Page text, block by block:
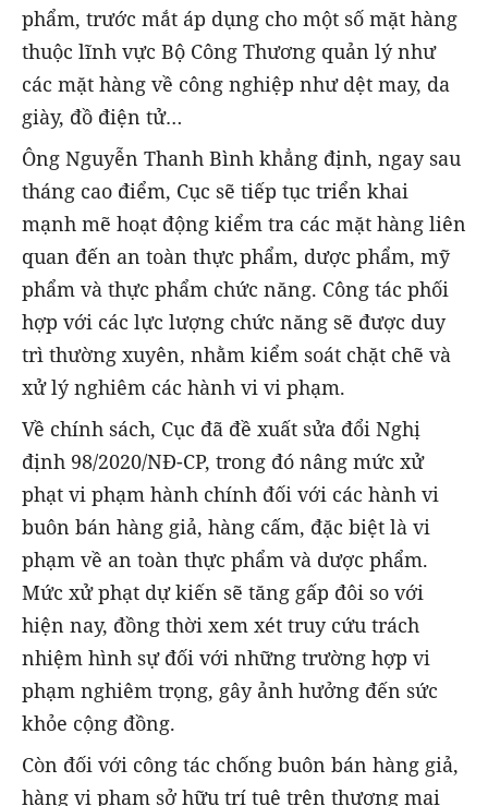
phẩm, trước mắt áp dụng cho một số mặt hàng
thuộc lĩnh vực Bộ Công Thương quản lý như
các mặt hàng về công nghiệp như dệt may, da
giày, đồ điện tử…
Ông Nguyễn Thanh Bình khẳng định, ngay sau
tháng cao điểm, Cục sẽ tiếp tục triển khai
mạnh mẽ hoạt động kiểm tra các mặt hàng liên
quan đến an toàn thực phẩm, dược phẩm, mỹ
phẩm và thực phẩm chức năng. Công tác phối
hợp với các lực lượng chức năng sẽ được duy
trì thường xuyên, nhằm kiểm soát chặt chẽ và
xử lý nghiêm các hành vi vi phạm.
Về chính sách, Cục đã đề xuất sửa đổi Nghị
định 98/2020/NĐ-CP, trong đó nâng mức xử
phạt vi phạm hành chính đối với các hành vi
buôn bán hàng giả, hàng cấm, đặc biệt là vi
phạm về an toàn thực phẩm và dược phẩm.
Mức xử phạt dự kiến sẽ tăng gấp đôi so với
hiện nay, đồng thời xem xét truy cứu trách
nhiệm hình sự đối với những trường hợp vi
phạm nghiêm trọng, gây ảnh hưởng đến sức
khỏe cộng đồng.
Còn đối với công tác chống buôn bán hàng giả,
hàng vi phạm sở hữu trí tuệ trên thương mại